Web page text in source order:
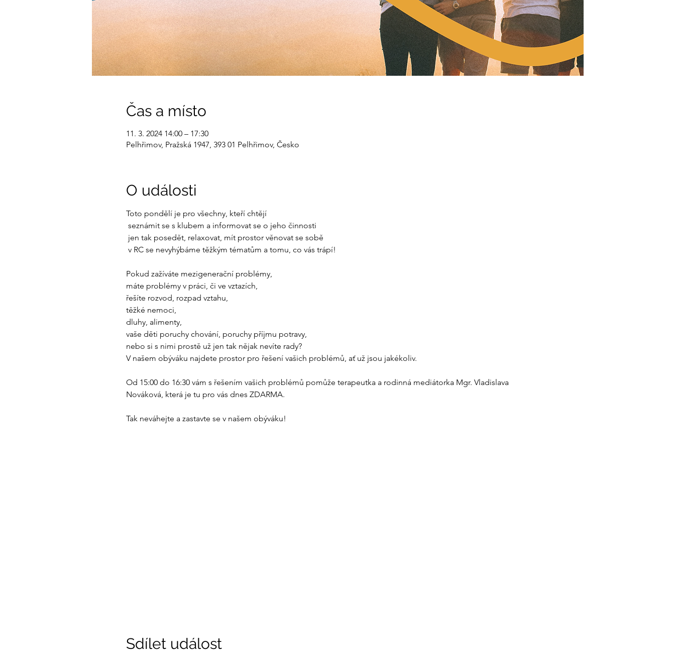
Čas a místo
11. 3. 2024 14:00 – 17:30
Pelhřimov, Pražská 1947, 393 01 Pelhřimov, Česko
O události
Toto pondělí je pro všechny, kteří chtějí
Pokud zažíváte mezigenerační problémy,
máte problémy v práci, či ve vztazích,
řešíte rozvod, rozpad vztahu,
těžké nemoci,
dluhy, alimenty,
vaše děti poruchy chování, poruchy příjmu potravy,
nebo si s nimi prostě už jen tak nějak nevíte rady?
V našem obýváku najdete prostor pro řešení vašich problémů, ať už jsou jakékoliv.
Od 15:00 do 16:30 vám s řešením vašich problémů pomůže terapeutka a rodinná mediátorka Mgr. Vladislava
Nováková, která je tu pro vás dnes ZDARMA.
Tak neváhejte a zastavte se v našem obýváku!
Sdílet událost